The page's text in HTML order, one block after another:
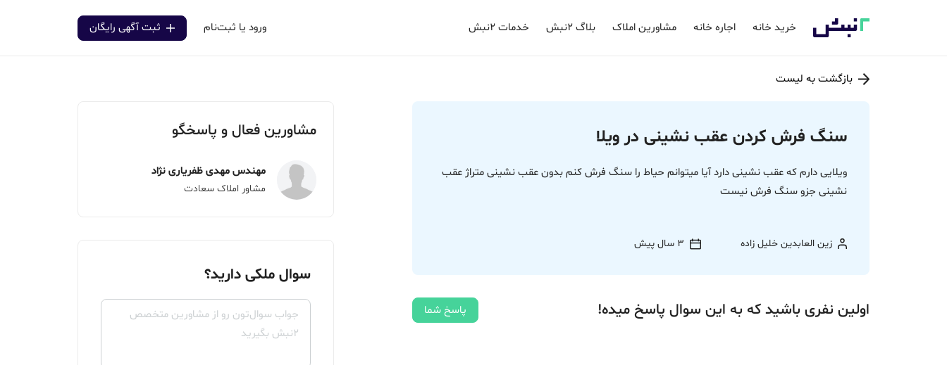
خرید خانه اجاره خانه مشاورین املاک بلاگ ۲نبش خدمات ۲نبش ورود یا ثبت‌نام ثبت آگهی رایگان
بازگشت به لیست
سنگ فرش کردن عقب نشینی در ویلا
ویلایی دارم که عقب نشینی دارد آیا میتوانم حیاط را سنگ فرش کنم بدون عقب نشینی متراژ عقب
نشینی جزو سنگ فرش نیست
زین العابدین خلیل زاده 3 سال پیش
اولین نفری باشید که به این سوال پاسخ میده! پاسخ شما
مشاورین فعال و پاسخگو
مهندس مهدی ظفریاری نژاد
مشاور املاک سعادت
سوال ملکی دارید؟